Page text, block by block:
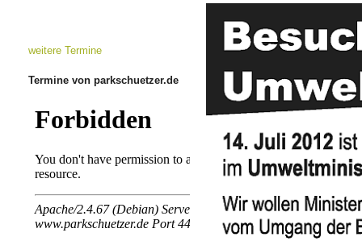
weitere Termine
Termine von parkschuetzer.de